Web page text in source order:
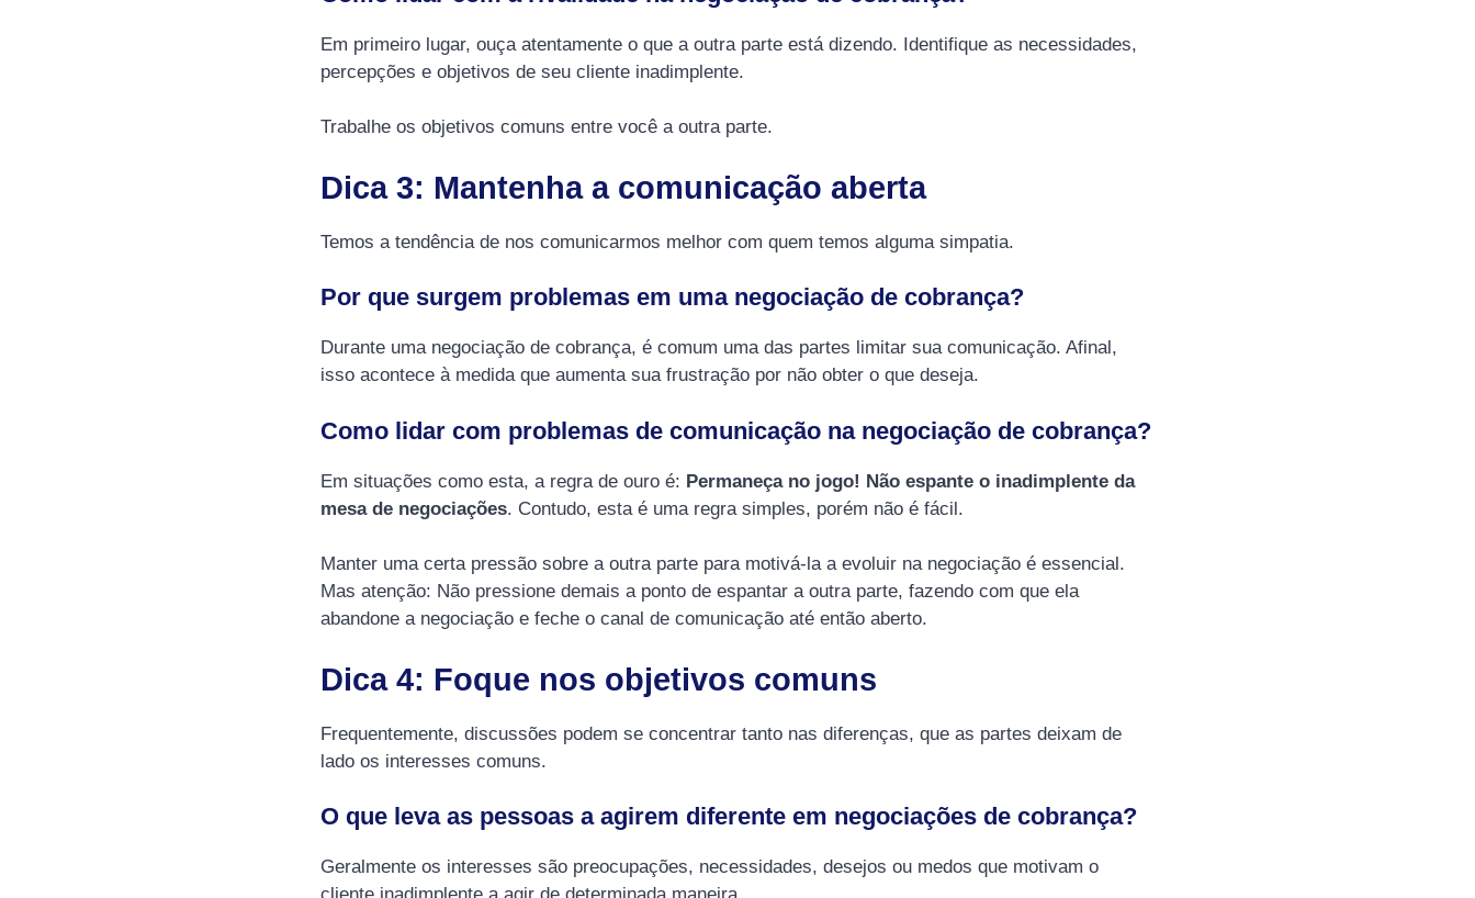
Em primeiro lugar, ouça atentamente o que a outra parte está dizendo. Identifique as necessidades,
percepções e objetivos de seu cliente inadimplente.
Trabalhe os objetivos comuns entre você a outra parte.
Dica 3: Mantenha a comunicação aberta
Temos a tendência de nos comunicarmos melhor com quem temos alguma simpatia.
Por que surgem problemas em uma negociação de cobrança?
Durante uma negociação de cobrança, é comum uma das partes limitar sua comunicação. Afinal,
isso acontece à medida que aumenta sua frustração por não obter o que deseja.
Como lidar com problemas de comunicação na negociação de cobrança?
Em situações como esta, a regra de ouro é: Permaneça no jogo! Não espante o inadimplente da
mesa de negociações. Contudo, esta é uma regra simples, porém não é fácil.
Manter uma certa pressão sobre a outra parte para motivá-la a evoluir na negociação é essencial.
Mas atenção: Não pressione demais a ponto de espantar a outra parte, fazendo com que ela
abandone a negociação e feche o canal de comunicação até então aberto.
Dica 4: Foque nos objetivos comuns
Frequentemente, discussões podem se concentrar tanto nas diferenças, que as partes deixam de
lado os interesses comuns.
O que leva as pessoas a agirem diferente em negociações de cobrança?
Geralmente os interesses são preocupações, necessidades, desejos ou medos que motivam o